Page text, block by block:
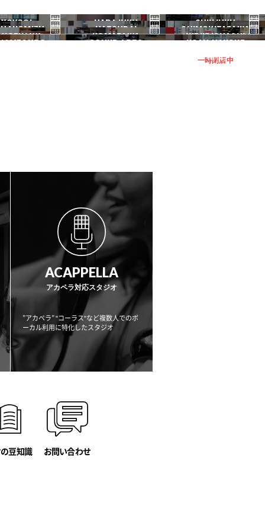
YOYOGI
代々木
HARAJUKU
原宿
SHINJUKU
新宿
茶ノ水
HATSUDAI
初台
SHIMOKITAZAWA
下北沢
KOMAZAWA IKEJIRIOHASHI
一時閉店中
SOUND ARTS NOAH HAKONE
箱根
ACAPPELLA
アカペラ対応スタジオ
”アカペラ” "コーラス"など複数人でのボ
ーカル利用に特化したスタジオ
豆知識 お問い合わせ